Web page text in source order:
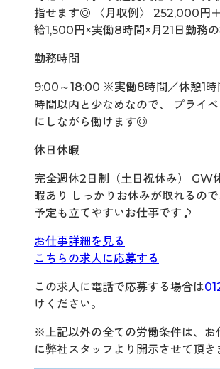
指せます◎ 〈月収例〉 252,000円
給1,500円×実働8時間×月21日勤務
勤務時間
9:00～18:00 ※実働8時間／休憩1時
時間以内と少なめなので、 プライ
にしながら働けます◎
休日休暇
完全週休2日制（土日祝休み） GW
暇あり しっかりお休みが取れるの
予定も立てやすいお仕事です♪
お仕事詳細を見る
こちらの求人に応募する
この求人に電話で応募する場合は
けください。
※上記以外の全ての労働条件は、お
に弊社スタッフより開示させて頂き